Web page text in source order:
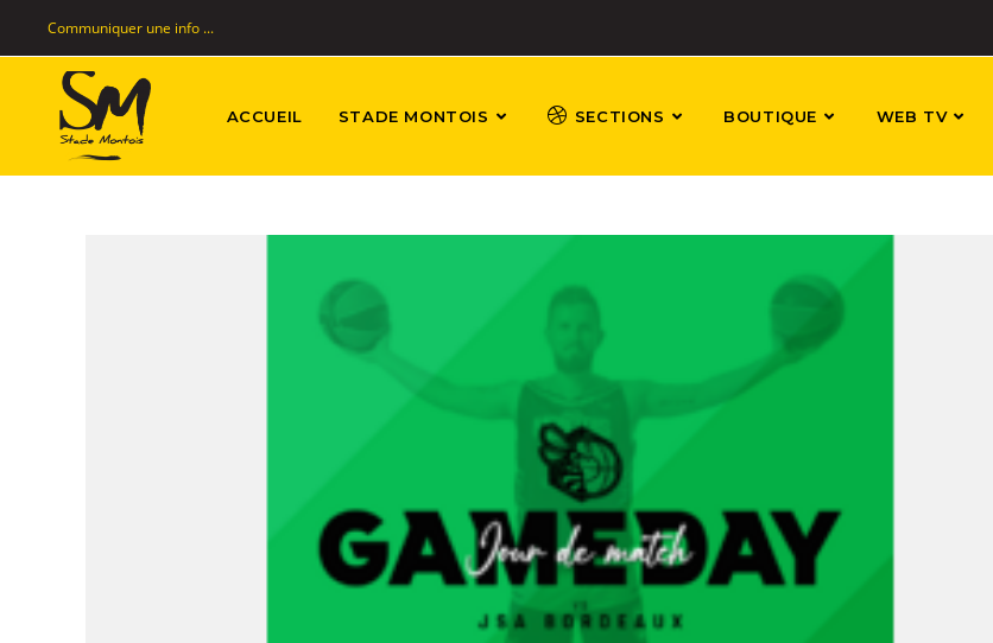
Communiquer une info ...
ACCUEIL STADE MONTOIS SECTIONS BOUTIQUE WEB TV